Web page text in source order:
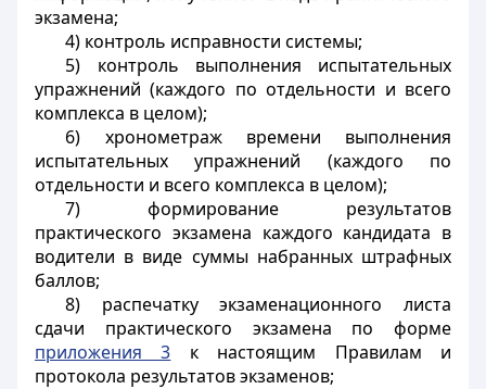
экзамена;
4) контроль исправности системы;
5) контроль выполнения испытательных
упражнений (каждого по отдельности и всего
комплекса в целом);
6) хронометраж времени выполнения
испытательных упражнений (каждого по
отдельности и всего комплекса в целом);
7) формирование результатов
практического экзамена каждого кандидата в
водители в виде суммы набранных штрафных
баллов;
8) распечатку экзаменационного листа
сдачи практического экзамена по форме
приложения 3 к настоящим Правилам и
протокола результатов экзаменов;